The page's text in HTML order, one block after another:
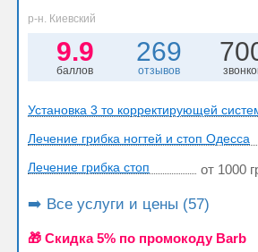
р-н. Киевский
9.9
баллов
269
отзывов
Установка 3 то корректирующей
Лечение грибка ногтей и стоп Одесса
Лечение грибка стоп от 1000
➡️ Все услуги и цены (57)
🎁 Cкидка 5% по промокоду Barb